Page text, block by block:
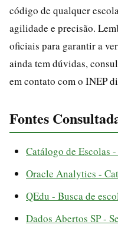
código de qualquer
agilidade e precisão.
oficiais para garantir a
ainda tem dúvidas,
em contato com o INEP
Fontes
Catálogo de Escolas
Oracle Analytics -
QEdu - Busca de
Dados Abertos SP -